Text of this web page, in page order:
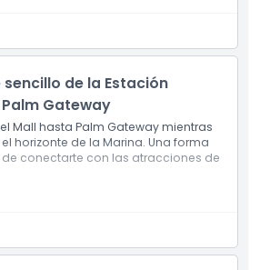
y Adultos
monorraíl Palm desde la entrada
Mall
pasando por el Parque Al Ittihad
Palm Jumeirah
de la Estación
Gateway
Mall hasta Palm Gateway mientras
el horizonte de la Marina. Una forma
conectarte con las atracciones de
el Monorraíl Palm desde Nakheel
Gateway
Park y el horizonte de Dubai Marina
y ecológica a las principales